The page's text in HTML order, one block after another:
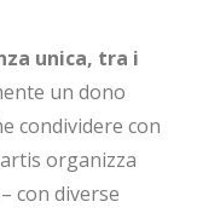
unica, tra i
un dono
condividere con
organizza
– con diverse